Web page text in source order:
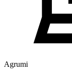
Agrumi